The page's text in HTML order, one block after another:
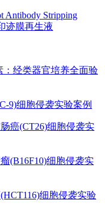
Antibody Stripping
迹膜再生液
：经类器官培养全面验
9)细胞侵袭实验案例
癌(CT26)细胞侵袭实
(B16F10)细胞侵袭实
细胞侵袭实验